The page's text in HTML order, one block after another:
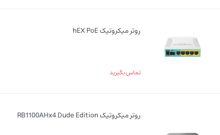
روتر میکروتیک hEX PoE
تماس بگیرید
روتر میکروتیک RB1100AHx4 Dude Edition